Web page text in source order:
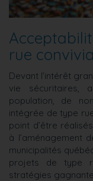
rue
Devant l’intérêt
vie sécuritaires,
population, de
intégrée de type
point d’être
à l’aménagement
municipalités
projets de type
stratégies